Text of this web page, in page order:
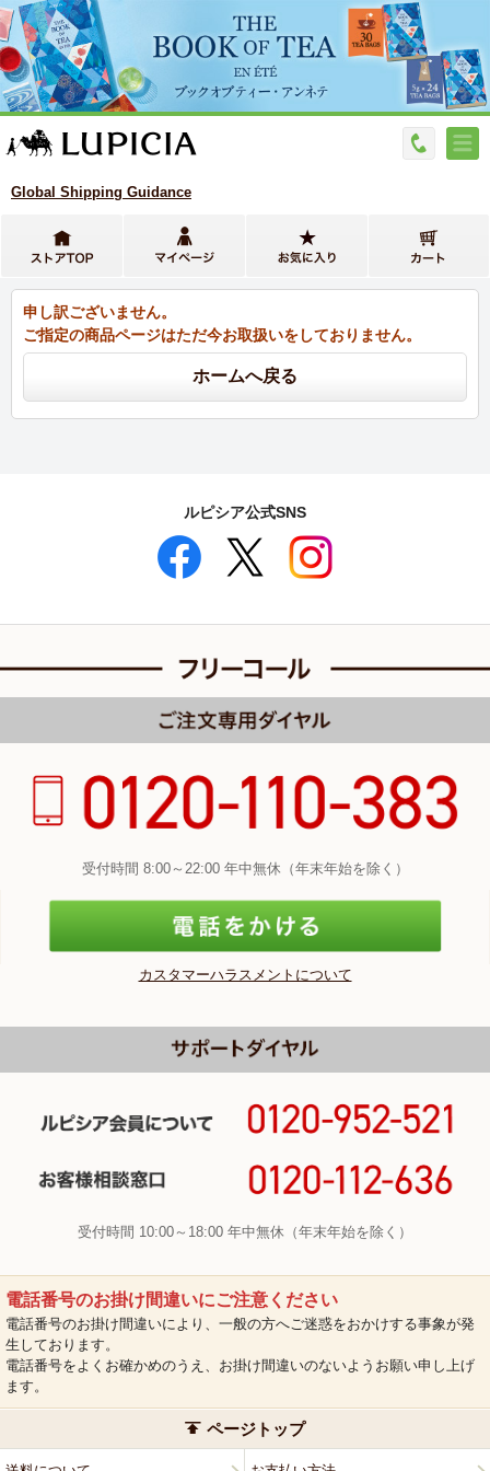
Global Shipping Guidance
申し訳ございません。
ご指定の商品ページはただ今お取扱いをしておりません。
ルピシア公式SNS
受付時間 8:00～22:00 年中無休（年末年始を除く）
カスタマーハラスメントについて
受付時間 10:00～18:00 年中無休（年末年始を除く）
電話番号のお掛け間違いにご注意ください
電話番号のお掛け間違いにより、一般の方へご迷惑をおかけする事象が発
生しております。
電話番号をよくお確かめのうえ、お掛け間違いのないようお願い申し上げ
ます。
ページトップ